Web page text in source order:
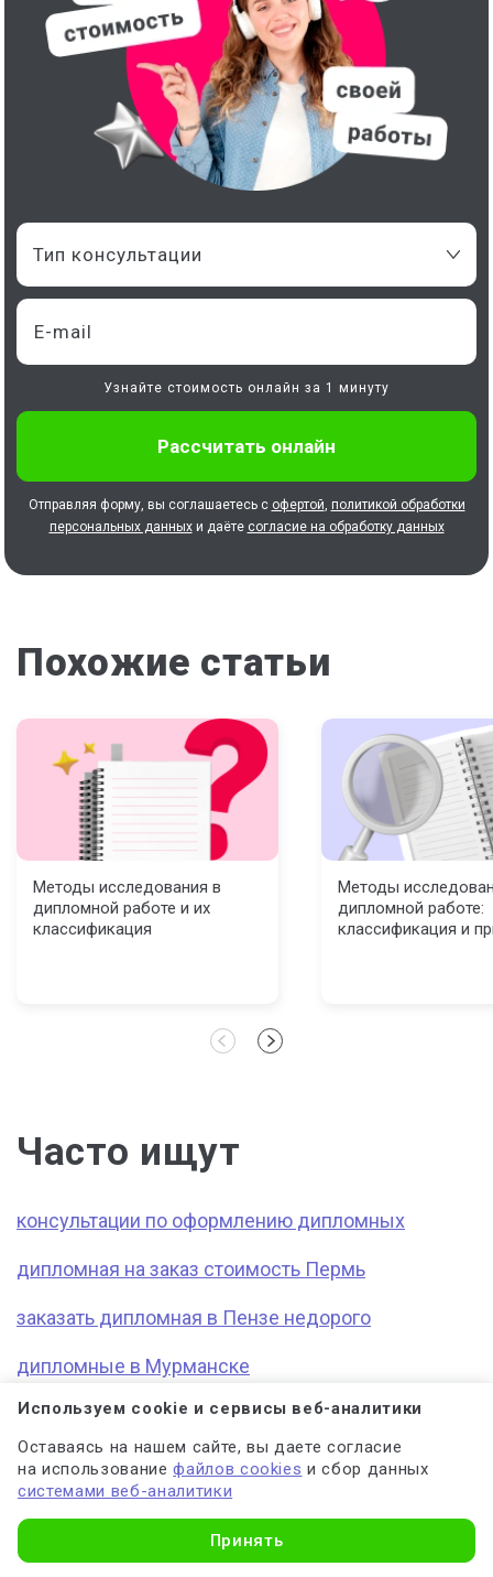
Тип консультации
Узнайте стоимость онлайн за 1 минуту
Отправляя форму, вы соглашаетесь с офертой, политикой обработки
персональных данныхи даёте согласие на обработку данных
Похожие статьи
Методы исследования в
дипломной работе и их
классификация
Методы
дипломной работе:
классификация и
Часто ищут
консультации по оформлению дипломных
дипломная на заказ стоимость Пермь
заказать дипломная в Пензе недорого
дипломные в Мурманске
#Статьи о дипломных работах
2579
Как проходит защита
диплома в
Используем cookie и сервисы веб-аналитики
Оставаясь на нашем сайте, вы даете согласие
на использованиефайлов cookies и сбор данных
системами веб-аналитики
Принять